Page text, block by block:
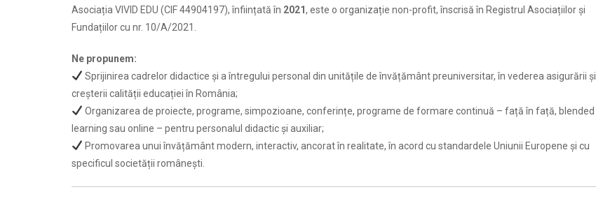
Asociația VIVID EDU (CIF 44904197), înființată în 2021, este o organizație non-profit, înscrisă în Registrul Asociațiilor și
Fundațiilor cu nr. 10/A/2021.
Ne propunem:
Sprijinirea cadrelor didactice și a întregului personal din unitățile de învățământ preuniversitar, în vederea asigurării și
creșterii calității educației în România;
Organizarea de proiecte, programe, simpozioane, conferințe, programe de formare continuă – față în față, blended
learning sau online – pentru personalul didactic și auxiliar;
Promovarea unui învățământ modern, interactiv, ancorat în realitate, în acord cu standardele Uniunii Europene și cu
specificul societății românești.